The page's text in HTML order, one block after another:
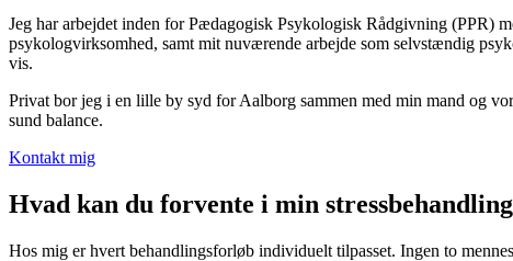
Jeg har arbejdet inden for Pædagogisk Psykologisk Rådgivning (PPR)
psykologvirksomhed, samt mit nuværende arbejde som selvstændig
vis.
Privat bor jeg i en lille by syd for Aalborg sammen med min mand og
sund balance.
Kontakt mig
Hvad kan du forvente i min
Hos mig er hvert behandlingsforløb individuelt tilpasset. Ingen to